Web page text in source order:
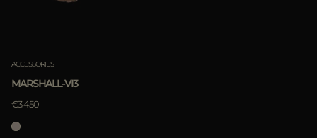
ACCESSORIES
MARSHALL-VI3
€3.450